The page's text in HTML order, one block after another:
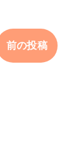
前の投稿